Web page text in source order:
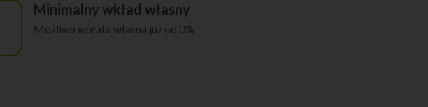
Minimalny wkład własny
Możliwa wpłata własna już od 0%